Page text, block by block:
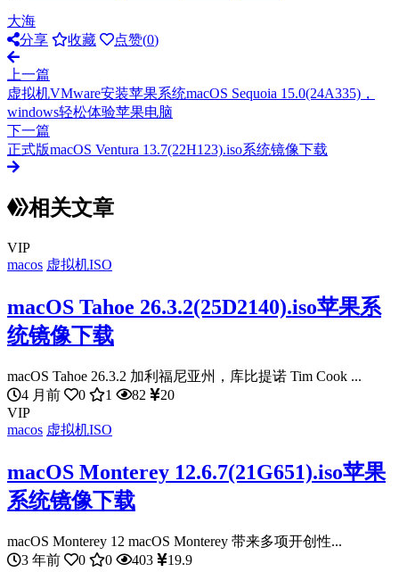
大海
分享
收藏 点赞(0)
上一篇
虚拟机VMware安装苹果系统macOS Sequoia 15.0(24A335)，
windows轻松体验苹果电脑
下一篇
正式版macOS Ventura 13.7(22H123).iso系统镜像下载
相关文章
VIP
macos 虚拟机ISO
macOS Tahoe 26.3.2(25D2140).iso苹果系
统镜像下载
macOS Tahoe 26.3.2 加利福尼亚州，库比提诺 Tim Cook ...
4 月前
0 1 82
20
VIP
macos 虚拟机ISO
macOS Monterey 12.6.7(21G651).iso苹果
系统镜像下载
macOS Monterey 12 macOS Monterey 带来多项开创性...
3 年前
0 0 403
19.9